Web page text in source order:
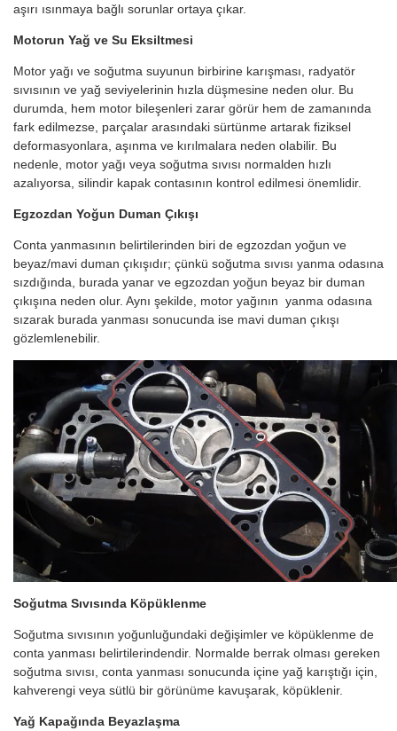
aşırı ısınmaya bağlı sorunlar ortaya çıkar.
Motorun Yağ ve Su Eksiltmesi
Motor yağı ve soğutma suyunun birbirine karışması, radyatör
sıvısının ve yağ seviyelerinin hızla düşmesine neden olur. Bu
durumda, hem motor bileşenleri zarar görür hem de zamanında
fark edilmezse, parçalar arasındaki sürtünme artarak fiziksel
deformasyonlara, aşınma ve kırılmalara neden olabilir. Bu
nedenle, motor yağı veya soğutma sıvısı normalden hızlı
azalıyorsa, silindir kapak contasının kontrol edilmesi önemlidir.
Egzozdan Yoğun Duman Çıkışı
Conta yanmasının belirtilerinden biri de egzozdan yoğun ve
beyaz/mavi duman çıkışıdır; çünkü soğutma sıvısı yanma odasına
sızdığında, burada yanar ve egzozdan yoğun beyaz bir duman
çıkışına neden olur. Aynı şekilde, motor yağının yanma odasına
sızarak burada yanması sonucunda ise mavi duman çıkışı
gözlemlenebilir.
Soğutma Sıvısında Köpüklenme
Soğutma sıvısının yoğunluğundaki değişimler ve köpüklenme de
conta yanması belirtilerindendir. Normalde berrak olması gereken
soğutma sıvısı, conta yanması sonucunda içine yağ karıştığı için,
kahverengi veya sütlü bir görünüme kavuşarak, köpüklenir.
Yağ Kapağında Beyazlaşma